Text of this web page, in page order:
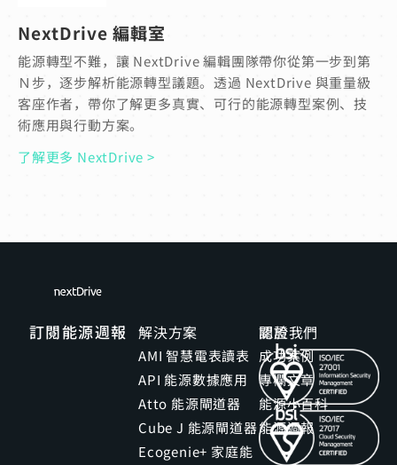
NextDrive 編輯室
能源轉型不難，讓 NextDrive 編輯團隊帶你從第一步到第
Ｎ步，逐步解析能源轉型議題。透過 NextDrive 與重量級
客座作者，帶你了解更多真實、可行的能源轉型案例、技
術應用與行動方案。
了解更多 NextDrive >
訂閱能源週報 解決方案
AMI 智慧電表讀表
API 能源數據應用
Atto 能源閘道器
Cube J 能源閘道器
Ecogenie+ 家庭能
關於我們
成功案例
專欄文章
能源小百科
能源週報
認證